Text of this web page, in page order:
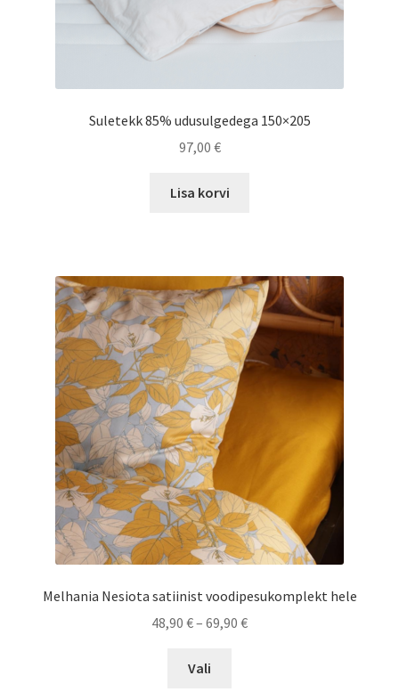
Suletekk 85% udusulgedega 150×205
97,00 €
Lisa korvi
Melhania Nesiota satiinist voodipesukomplekt hele
48,90 €– 69,90 €Hinnavahemik:
Vali